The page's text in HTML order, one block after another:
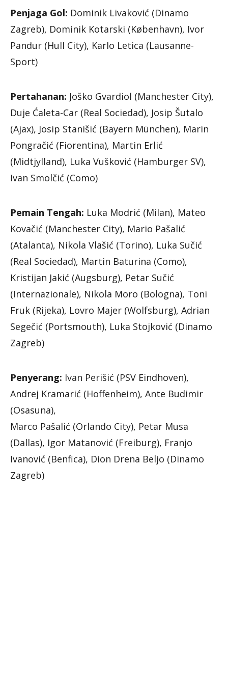
Penjaga Gol: Dominik Livaković (Dinamo
Zagreb), Dominik Kotarski (København), Ivor
Pandur (Hull City), Karlo Letica (Lausanne-
Sport)
Pertahanan: Joško Gvardiol (Manchester City),
Duje Ćaleta-Car (Real Sociedad), Josip Šutalo
(Ajax), Josip Stanišić (Bayern München), Marin
Pongračić (Fiorentina), Martin Erlić
(Midtjylland), Luka Vušković (Hamburger SV),
Ivan Smolčić (Como)
Pemain Tengah: Luka Modrić (Milan), Mateo
Kovačić (Manchester City), Mario Pašalić
(Atalanta), Nikola Vlašić (Torino), Luka Sučić
(Real Sociedad), Martin Baturina (Como),
Kristijan Jakić (Augsburg), Petar Sučić
(Internazionale), Nikola Moro (Bologna), Toni
Fruk (Rijeka), Lovro Majer (Wolfsburg), Adrian
Segečić (Portsmouth), Luka Stojković (Dinamo
Zagreb)
Penyerang: Ivan Perišić (PSV Eindhoven),
Andrej Kramarić (Hoffenheim), Ante Budimir
(Osasuna),
Marco Pašalić (Orlando City), Petar Musa
(Dallas), Igor Matanović (Freiburg), Franjo
Ivanović (Benfica), Dion Drena Beljo (Dinamo
Zagreb)